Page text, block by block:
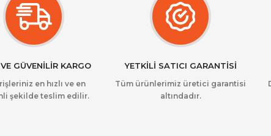
GÜVENİLİR KARGO
en hızlı ve en
şekilde teslim edilir.
YETKİLİ SATICI GARANTİSİ
Tüm ürünlerimiz üretici garantisi
altındadır.